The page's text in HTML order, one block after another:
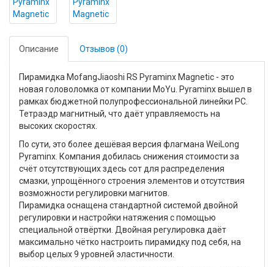
Описание Отзывов (0)
Пирамидка MofangJiaoshi RS Pyraminx Magnetic - это
новая головоломка от компании MoYu. Pyraminx вышел в
рамках бюджетной полупрофессиональной линейки РС.
Тетраэдр магнитный, что даёт управляемость на
высоких скоростях.
По сути, это более дешёвая версия флагмана WeiLong
Pyraminx. Компания добилась снижения стоимости за
счёт отсутствующих здесь сот для распределения
смазки, упрощённого строения элементов и отсутствия
возможности регулировки магнитов.
Пирамидка оснащена стандартной системой двойной
регулировки и настройки натяжения с помощью
специальной отвёртки. Двойная регулировка даёт
максимально чётко настроить пирамидку под себя, на
выбор целых 9 уровней эластичности.